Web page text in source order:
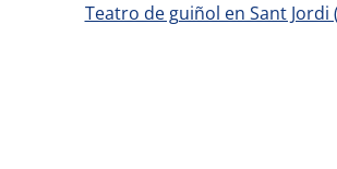
Teatro de guiñol en Sant Jordi